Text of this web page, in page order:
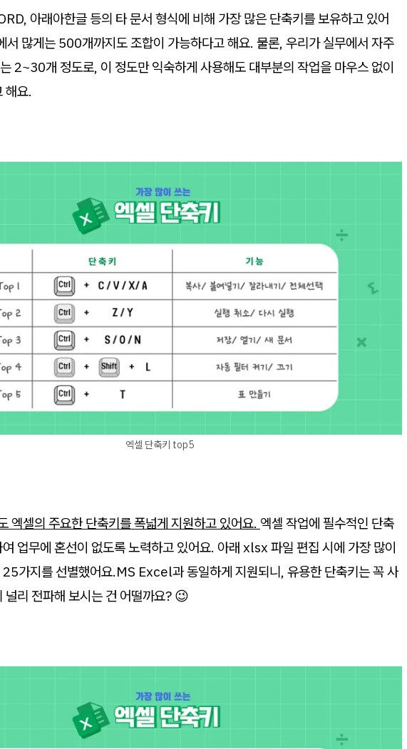
아래아한글 등의 타 문서 형식에 비해 가장 많은 단축키를 보유하고 있어
많게는 500개까지도 조합이 가능하다고 해요. 물론, 우리가 실무에서 자주
2~30개 정도로, 이 정도만 익숙하게 사용해도 대부분의 작업을 마우스 없이
해요.
엑셀 단축키 top5
엑셀의 주요한 단축키를 폭넓게 지원하고 있어요. 엑셀 작업에 필수적인 단축
업무에 혼선이 없도록 노력하고 있어요. 아래 xlsx 파일 편집 시에 가장 많이
25가지를 선별했어요.MS Excel과 동일하게 지원되니, 유용한 단축키는 꼭 사
널리 전파해 보시는 건 어떨까요? 😉